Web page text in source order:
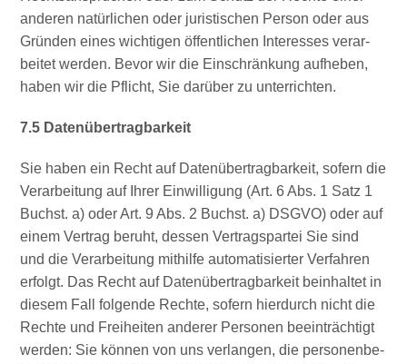
ande­ren natür­li­chen oder juris­ti­schen Per­son oder aus
Grün­den eines wich­ti­gen öffent­li­chen Inter­es­ses ver­ar­
bei­tet wer­den. Bevor wir die Ein­schrän­kung auf­he­ben,
haben wir die Pflicht, Sie dar­über zu unterrichten.
7.5 Daten­über­trag­bar­keit
Sie haben ein Recht auf Daten­über­trag­bar­keit, sofern die
Ver­ar­bei­tung auf Ihrer Ein­wil­li­gung (Art. 6 Abs. 1 Satz 1
Buchst. a) oder Art. 9 Abs. 2 Buchst. a) DSGVO) oder auf
einem Ver­trag beruht, des­sen Ver­trags­par­tei Sie sind
und die Ver­ar­bei­tung mit­hil­fe auto­ma­ti­sier­ter Ver­fah­ren
erfolgt. Das Recht auf Daten­über­trag­bar­keit beinhal­tet in
die­sem Fall fol­gen­de Rech­te, sofern hier­durch nicht die
Rech­te und Frei­hei­ten ande­rer Per­so­nen beein­träch­tigt
wer­den: Sie kön­nen von uns ver­lan­gen, die per­so­nen­be­